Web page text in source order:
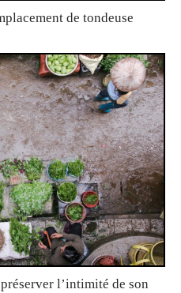
de tondeuse
l’intimité de son